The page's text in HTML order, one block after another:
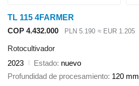
TL 115 4FARMER
COP 4.432.000
PLN 5.190 ≈ EUR 1.205
Rotocultivador
2023
Estado nuevo
Profundidad de procesamiento 120 mm